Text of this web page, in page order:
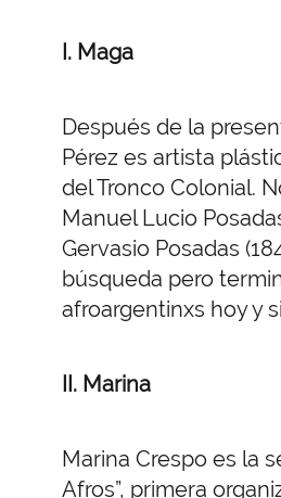
I. Maga
Después de la
Pérez es artista
del Tronco Colonial.
Manuel Lucio
Gervasio Posadas
búsqueda pero
afroargentinxs hoy y
II. Marina
Marina Crespo es la
Afros”, primera